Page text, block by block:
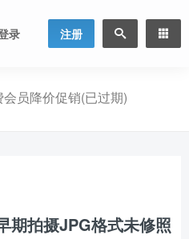
录 注册
员降价促销(已过期)
期拍摄JPG格式未修照